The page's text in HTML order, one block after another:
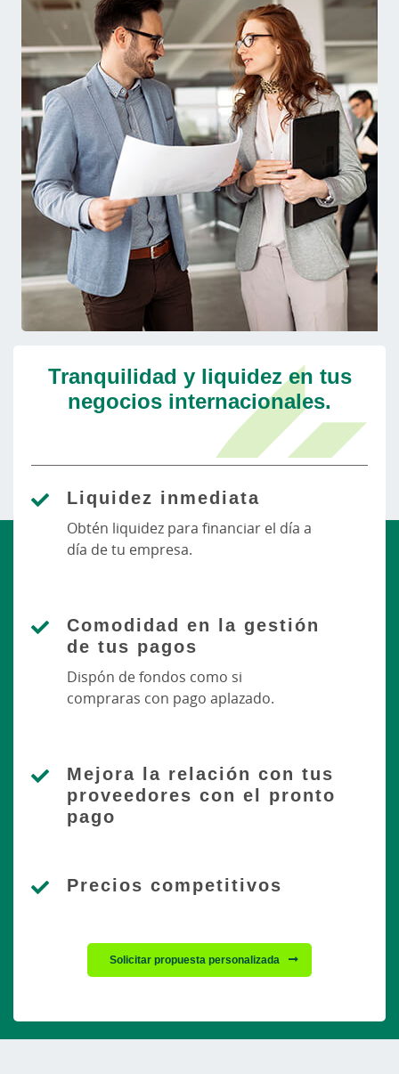
Tranquilidad y liquidez en tus
negocios internacionales.
Liquidez inmediata
Obtén liquidez para financiar el día a
día de tu empresa.
Comodidad en la gestión
de tus pagos
Dispón de fondos como si
compraras con pago aplazado.
Mejora la relación con tus
proveedores con el pronto
pago
Precios competitivos
Solicitar propuesta personalizada